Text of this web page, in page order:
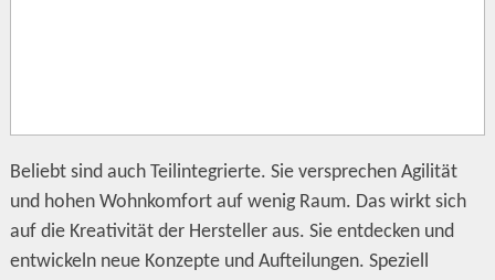
Beliebt sind auch Teilintegrierte. Sie versprechen Agilität
und hohen Wohnkomfort auf wenig Raum. Das wirkt sich
auf die Kreativität der Hersteller aus. Sie entdecken und
entwickeln neue Konzepte und Aufteilungen. Speziell